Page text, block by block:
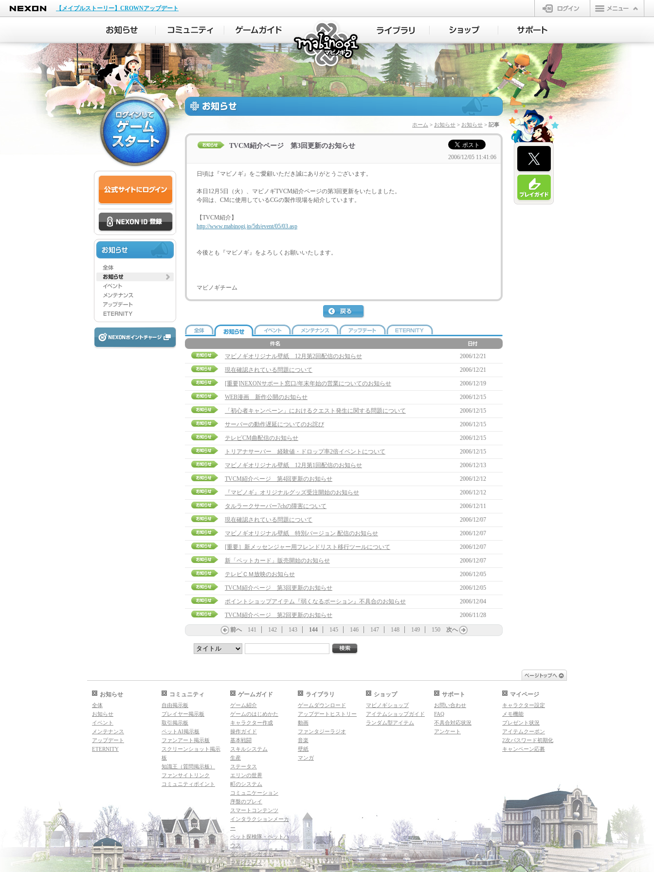
NEXON
【メイプルストーリー】CROWNアップデート
ログイン
マビノギ
ホーム > お知らせ > お知らせ > 記事
TVCM紹介ページ 第3回更新のお知らせ
2006/12/05 11:41:06
日頃は『マビノギ』をご愛顧いただき誠にありがとうございます。
本日12月5日（火）、マビノギTVCM紹介ページの第3回更新をいたしました。
今回は、CMに使用しているCGの製作現場を紹介しています。
【TVCM紹介】
http://www.mabinogi.jp/5th/event/05/03.asp
今後とも『マビノギ』をよろしくお願いいたします。
マビノギチーム
マビノギオリジナル壁紙 12月第2回配信のお知らせ
2006/12/21
現在確認されている問題について
2006/12/21
[重要]NEXONサポート窓口/年末年始の営業についてのお知らせ
2006/12/19
WEB漫画 新作公開のお知らせ
2006/12/15
「初心者キャンペーン」におけるクエスト発生に関する問題について
2006/12/15
サーバーの動作遅延についてのお詫び
2006/12/15
テレビCM曲配信のお知らせ
2006/12/15
トリアナサーバー 経験値・ドロップ率2倍イベントについて
2006/12/15
マビノギオリジナル壁紙 12月第1回配信のお知らせ
2006/12/13
TVCM紹介ページ 第4回更新のお知らせ
2006/12/12
『マビノギ』オリジナルグッズ受注開始のお知らせ
2006/12/12
タルラークサーバー7chの障害について
2006/12/11
現在確認されている問題について
2006/12/07
マビノギオリジナル壁紙 特別バージョン 配信のお知らせ
2006/12/07
[重要］新メッセンジャー用フレンドリスト移行ツールについて
2006/12/07
新「ペットカード」販売開始のお知らせ
2006/12/07
テレビＣＭ放映のお知らせ
2006/12/05
TVCM紹介ページ 第3回更新のお知らせ
2006/12/05
ポイントショップアイテム『弱くなるポーション』不具合のお知らせ
2006/12/04
TVCM紹介ページ 第2回更新のお知らせ
2006/11/28
前へ 141 142 143 144 145 146 147 148 149 150 次へ
お知らせ
全体
お知らせ
イベント
メンテナンス
アップデート
ETERNITY
コミュニティ
自由掲示板
プレイヤー掲示板
取引掲示板
ペットAI掲示板
ファンアート掲示板
スクリーンショット掲示
板
知識王（質問掲示板）
ファンサイトリンク
コミュニティポイント
ゲームガイド
ゲーム紹介
ゲームのはじめかた
キャラクター作成
操作ガイド
基本戦闘
スキルシステム
生産
ステータス
エリンの世界
町のシステム
コミュニケーション
序盤のプレイ
スマートコンテンツ
インタラクションメーカ
ー
ペット探検隊・ペットハ
ウス
ダンジョンガイド
マギグラフィ
ライブラリ
ゲームダウンロード
アップデートヒストリー
動画
ファンタジーラジオ
音楽
壁紙
マンガ
ショップ
マビノギショップ
アイテムショップガイド
ランダム型アイテム
サポート
お問い合わせ
FAQ
不具合対応状況
アンケート
マイページ
キャラクター設定
メモ機能
プレゼント状況
アイテムクーポン
2次パスワード初期化
キャンペーン応募